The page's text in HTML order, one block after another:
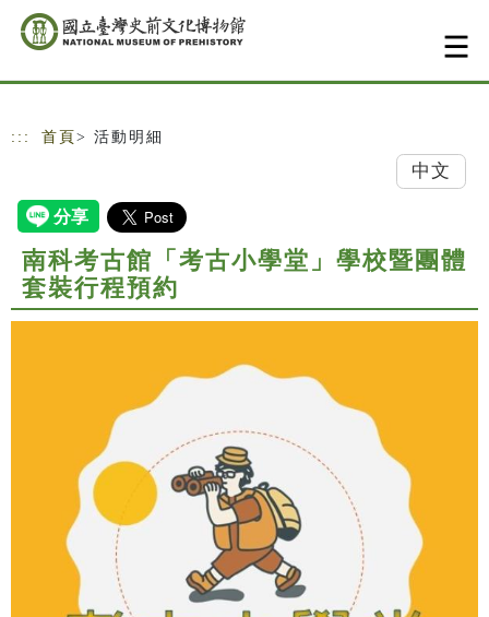
跳到主要內容
網站導覽
::: 首頁 > 活動明細
中文
南科考古館「考古小學堂」學校暨團體
套裝行程預約